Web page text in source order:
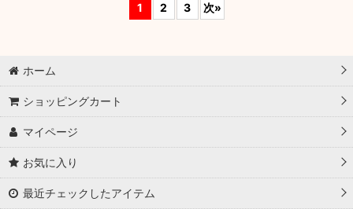
1 2 3 次»
ホーム
ショッピングカート
マイページ
お気に入り
最近チェックしたアイテム